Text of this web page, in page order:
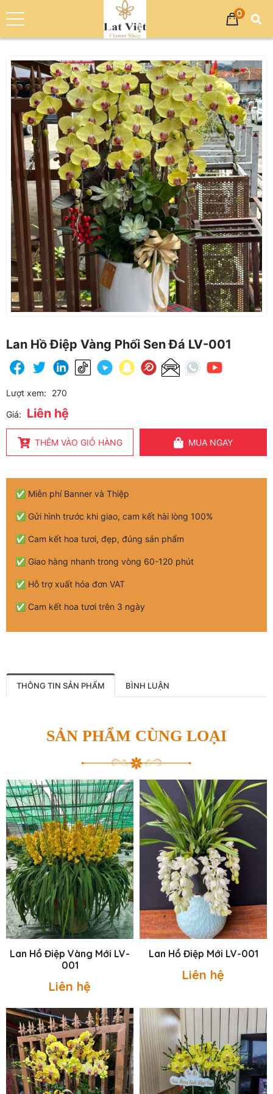
0
Trang chủ
Hoa Lan Hồ Điệp
Lan Hồ Điệp Vàng Phối Sen Đá LV-001
Lan Hồ Điệp Vàng Phối Sen Đá LV-001
Lượt xem: 270
Giá: Liên hệ
THÊM VÀO GIỎ HÀNG MUA NGAY
✅ Miễn phí Banner và Thiệp
✅ Gửi hình trước khi giao, cam kết hài lòng 100%
✅ Cam kết hoa tươi, đẹp, đúng sản phẩm
✅ Giao hàng nhanh trong vòng 60-120 phút
✅ Hỗ trợ xuất hóa đơn VAT
✅ Cam kết hoa tươi trên 3 ngày
THÔNG TIN SẢN PHẨM BÌNH LUẬN
SẢN PHẨM CÙNG LOẠI
Lan Hồ Điệp Vàng Mới LV-
001
Liên hệ
Lan Hồ Điệp Mới LV-001
Liên hệ